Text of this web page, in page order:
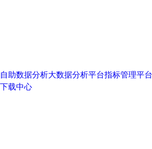
自助数据分析大数据分析平台指标管理平台
下载中心